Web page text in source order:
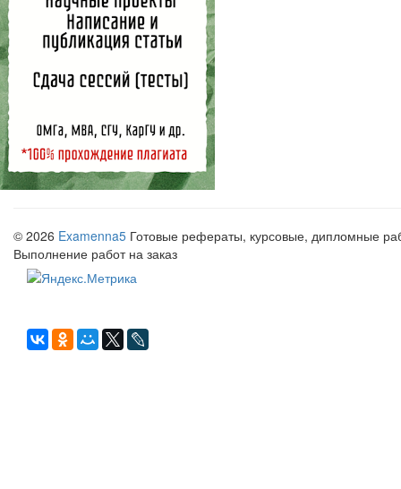
© 2026 Examenna5 Готовые рефераты, курсовые, дипломные
Выполнение работ на заказ